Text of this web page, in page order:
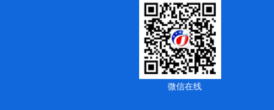
微信在线